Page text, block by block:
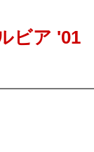
ビア '01